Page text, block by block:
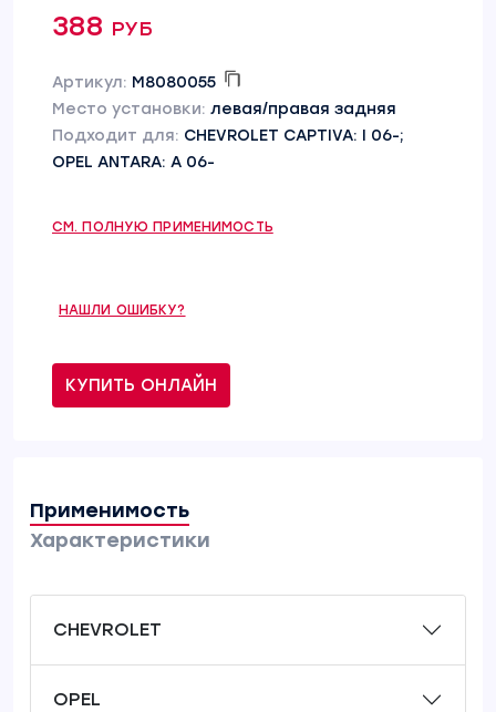
388 руб
Артикул: M8080055
Место установки: левая/правая задняя
Подходит для: CHEVROLET CAPTIVA: I 06-;
OPEL ANTARA: A 06-
СМ. ПОЛНУЮ ПРИМЕНИМОСТЬ
НАШЛИ ОШИБКУ?
КУПИТЬ ОНЛАЙН
Применимость
Характеристики
CHEVROLET
OPEL